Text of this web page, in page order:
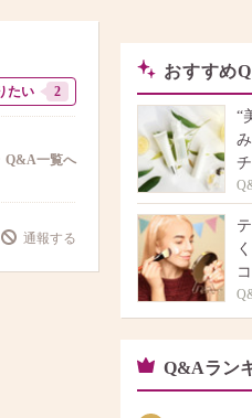
たい 2
Q&A一覧へ
通報する
おすすめ
“
Q&Aラン